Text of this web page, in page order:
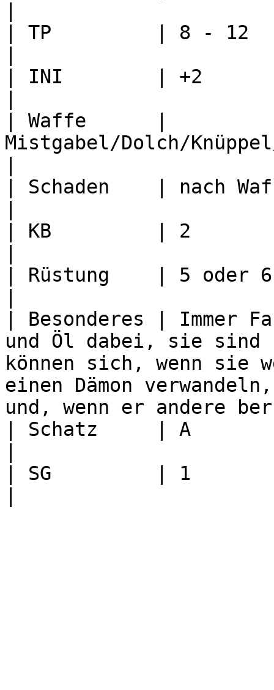
| TP         | 8 - 12
| INI        | +2
| Waffe      |
Mistgabel/Dolch/
| Schaden    | nach
| KB         | 2
| Rüstung    | 5 oder 6
| Besonderes | Immer
und Öl dabei, sie sind
können sich, wenn sie
einen Dämon
und, wenn er andere
| Schatz     | A
| SG         | 1